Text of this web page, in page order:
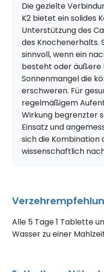
Die gezielte
K2 bietet ein solides
Unterstützung des
des Knochenerhalts.
sinnvoll, wenn ein
besteht oder äußere
Sonnenmangel die
erschweren. Für
regelmäßigem
Wirkung begrenzter
Einsatz und
sich die Kombination
wissenschaftlich
Alle 5 Tage 1 Tablette
Wasser zu einer